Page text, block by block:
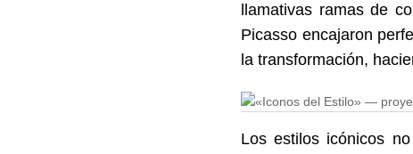
llamativas ramas de
Picasso encajaron
la transformación,
Los estilos icónicos